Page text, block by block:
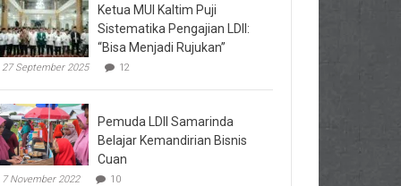
Ketua MUI Kaltim Puji
Sistematika Pengajian LDII:
“Bisa Menjadi Rujukan”
27 September 2025 12
Pemuda LDII Samarinda
Belajar Kemandirian Bisnis
Cuan
7 November 2022 10